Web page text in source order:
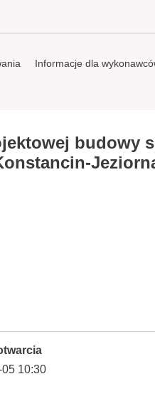
Informacje dla
budowy
10:30